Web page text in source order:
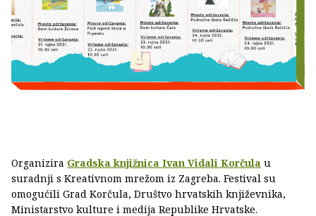
Organizira Gradska knjižnica Ivan Vidali Korčula u
suradnji s Kreativnom mrežom iz Zagreba. Festival su
omogućili Grad Korčula, Društvo hrvatskih književnika,
Ministarstvo kulture i medija Republike Hrvatske.